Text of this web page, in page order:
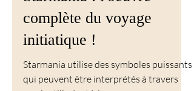
L'opéra Rock de
Starmania : l'oeuvre
complète du voyage
initiatique !